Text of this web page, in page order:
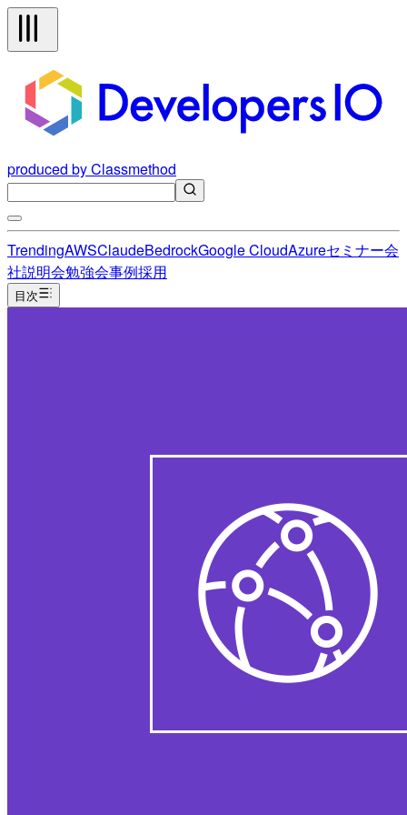
produced by Classmethod
TrendingAWSClaudeBedrockGoogle CloudAzureセミナー会
社説明会勉強会事例採用
目次